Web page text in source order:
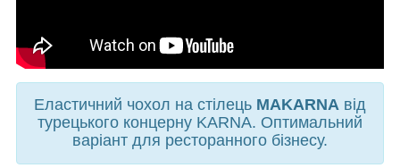
Еластичний чохол на стілець MAKARNA від
турецького концерну KARNA. Оптимальний
варіант для ресторанного бізнесу.